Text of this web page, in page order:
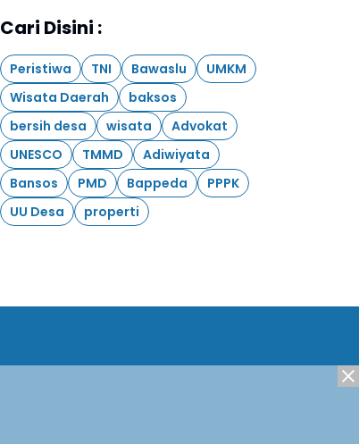
Cari Disini :
Peristiwa TNI Bawaslu
UMKM
Wisata Daerah
baksos
bersih desa
wisata
Advokat
UNESCO
TMMD
Adiwiyata
Bansos
PMD Bappeda
PPPK
UU Desa
properti